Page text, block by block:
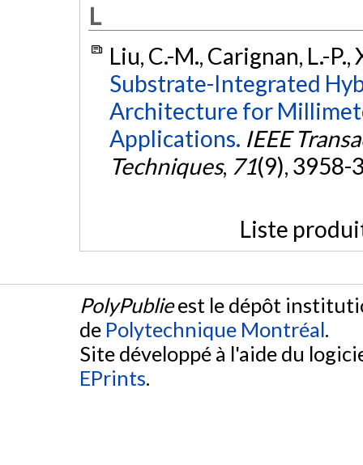
L
Liu, C.-M., Carignan, L.-P.,
Substrate-Integrated
Architecture for
Applications. IEEE
Techniques, 71(9), 3958-
Liste
PolyPublieest le dépôt
de Polytechnique Montréal.
Site développé à l'aide du
EPrints.